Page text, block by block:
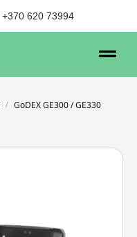
+370 620 73994
/ GoDEX GE300 / GE330